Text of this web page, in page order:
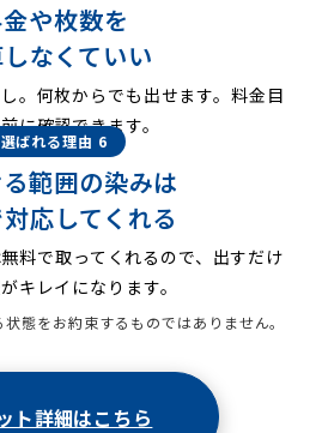
や枚数を
なくていい
。何枚からでも出せます。料金目
に確認できます。
選ばれる理由 6
範囲の染みは
応してくれる
料で取ってくれるので、出すだけ
キレイになります。
態をお約束するものではありません。
ト詳細はこちら